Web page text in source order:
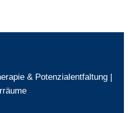
& Potenzialentfaltung |